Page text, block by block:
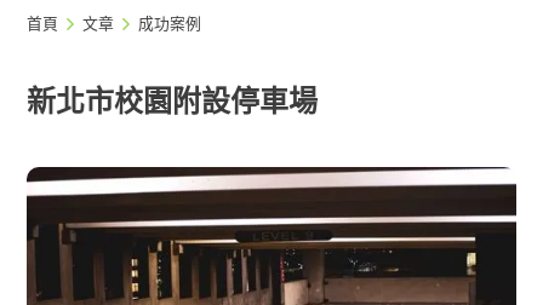
首頁 文章 成功案例
新北市校園附設停車場